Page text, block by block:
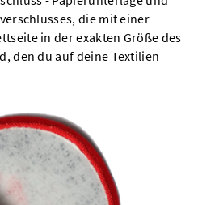
die mit einer
in der exakten Größe des
den du auf deine Textilien